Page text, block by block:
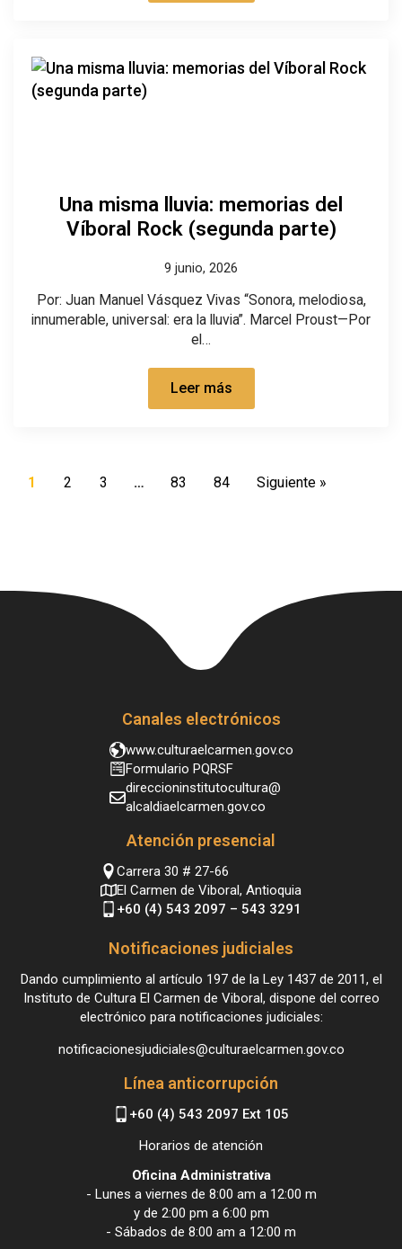
Una misma lluvia: memorias del
Víboral Rock (segunda parte)
9 junio, 2026
Por: Juan Manuel Vásquez Vivas “Sonora, melodiosa,
innumerable, universal: era la lluvia”. Marcel Proust—Por
el…
Leer más
1 2 3 … 83 84 Siguiente »
Canales electrónicos
www.culturaelcarmen.gov.co
Formulario PQRSF
direccioninstitutocultura@
alcaldiaelcarmen.gov.co
Atención presencial
Carrera 30 # 27-66
El Carmen de Viboral, Antioquia
+60 (4) 543 2097 – 543 3291
Notificaciones judiciales
Dando cumplimiento al artículo 197 de la Ley 1437 de 2011, el
Instituto de Cultura El Carmen de Viboral, dispone del correo
electrónico para notificaciones judiciales:
notificacionesjudiciales@culturaelcarmen.gov.co
Línea anticorrupción
+60 (4) 543 2097 Ext 105
Horarios de atención
Oficina Administrativa
- Lunes a viernes de 8:00 am a 12:00 m
y de 2:00 pm a 6:00 pm
- Sábados de 8:00 am a 12:00 m